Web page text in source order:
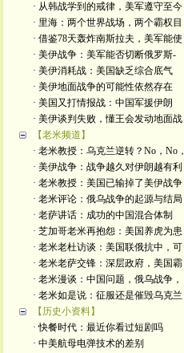
· 从韩战学到的戒律，美军遵守至今
· 里海：两个世界战场，两个霸权目
· 借鉴78天轰炸南斯拉夫，美军能使
· 美伊战争：美军能否切断俄罗斯-
· 美伊消耗战：美国缺乏综合底气
· 美伊地面战争的可能性依然存在
· 美国又打情报战：中国军援伊朗
· 美伊谈判失败，懂王会发动地面战
【老米频道】
· 老米教授：乌克兰逆转？No，No，
· 美伊战争：战争越久对伊朗越有利
· 老米教授：美国已输掉了美伊战争
· 老米评论：俄乌战争的起源与结局
· 老萨讲话：成功的中国混合体制
· 芝加哥老米再抱怨：美国养虎为患
· 老米老杜访谈：美国联俄抗中，可
· 老米老萨交锋：深层政府，美国霸
· 老米漫谈：中国问题，俄乌战争，
· 老米如是说：征服还是催毁乌克兰
【历史小资料】
· 快餐时代：最近你看过短剧吗
· 中美航母电弹技术的差别